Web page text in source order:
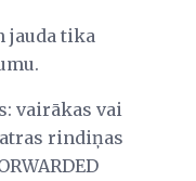
jauda tika
vairākas vai
rindiņas